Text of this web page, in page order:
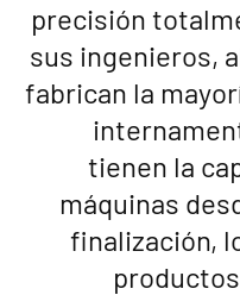
precisión
sus ingenieros,
fabrican la
tienen la
máquinas
finalización,